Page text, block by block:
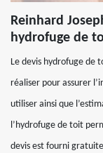
Reinhard
hydrofuge de
Le devis hydrofuge de
réaliser pour assurer
utiliser ainsi que
l’hydrofuge de toit
devis est fourni